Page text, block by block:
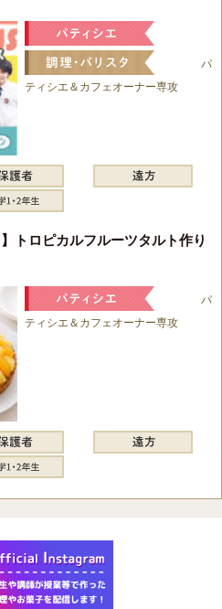
パ
ティシエ＆カフェオーナー専攻
トロピカルフルーツタルト作り
パ
ティシエ＆カフェオーナー専攻